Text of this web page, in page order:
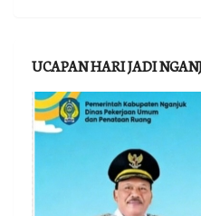
UCAPAN HARI JADI